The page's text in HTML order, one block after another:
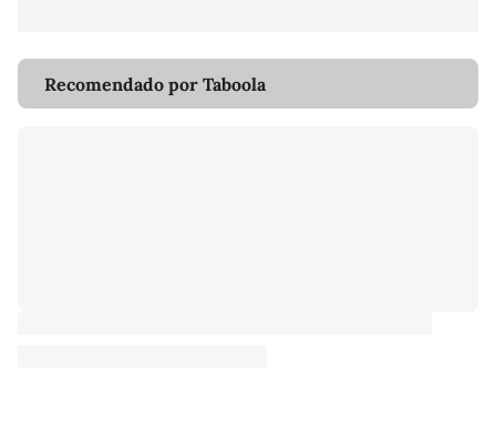
Recomendado por Taboola